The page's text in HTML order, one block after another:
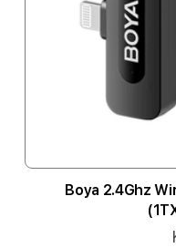
Boya 2.4Ghz